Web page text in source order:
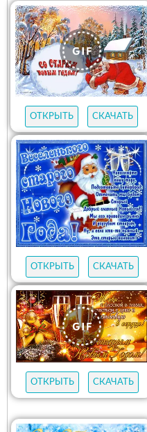
ОТКРЫТЬ СКАЧАТЬ
ОТКРЫТЬ СКАЧАТЬ
ОТКРЫТЬ
СКАЧАТЬ